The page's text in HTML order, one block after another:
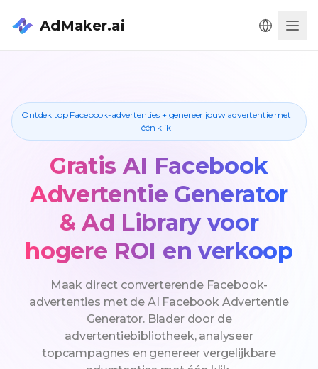
AdMaker.ai
Ontdek top Facebook-advertenties + genereer jouw advertentie met
één klik
Gratis AI Facebook
Advertentie Generator
& Ad Library voor
hogere ROI en verkoop
Maak direct converterende Facebook-
advertenties met de AI Facebook Advertentie
Generator. Blader door de
advertentiebibliotheek, analyseer
topcampagnes en genereer vergelijkbare